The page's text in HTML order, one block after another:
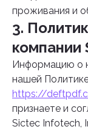
проживания и
3.
компании
Информацию о
нашей
https://
признаете и
Sictec Infotech,